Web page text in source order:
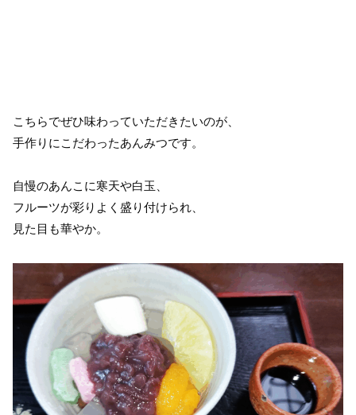
こちらでぜひ味わっていただきたいのが、
手作りにこだわったあんみつです。
自慢のあんこに寒天や白玉、
フルーツが彩りよく盛り付けられ、
見た目も華やか。